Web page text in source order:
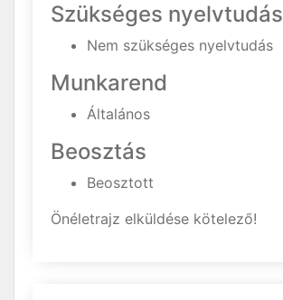
Szükséges nyelvtudás
Nem szükséges nyelvtudás
Munkarend
Általános
Beosztás
Beosztott
Önéletrajz elküldése kötelező!